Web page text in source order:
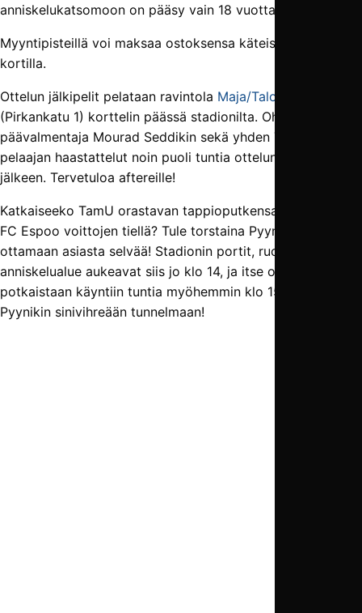
anniskelukatsomoon on pääsy vain 18 vuotta täyttäneillä.
Myyntipisteillä voi maksaa ostoksensa käteisen lisäksi
kortilla.
Ottelun jälkipelit pelataan ravintola Maja/Talossa
(Pirkankatu 1) korttelin päässä stadionilta. Ohjelmassa on
päävalmentaja Mourad Seddikin sekä yhden TamU-
pelaajan haastattelut noin puoli tuntia ottelun päättymisen
jälkeen. Tervetuloa aftereille!
Katkaiseeko TamU orastavan tappioputkensa, vai jatkaako
FC Espoo voittojen tiellä? Tule torstaina Pyynikille
ottamaan asiasta selvää! Stadionin portit, ruokapalvelut ja
anniskelualue aukeavat siis jo klo 14, ja itse ottelu
potkaistaan käyntiin tuntia myöhemmin klo 15. Tervetuloa
Pyynikin sinivihreään tunnelmaan!